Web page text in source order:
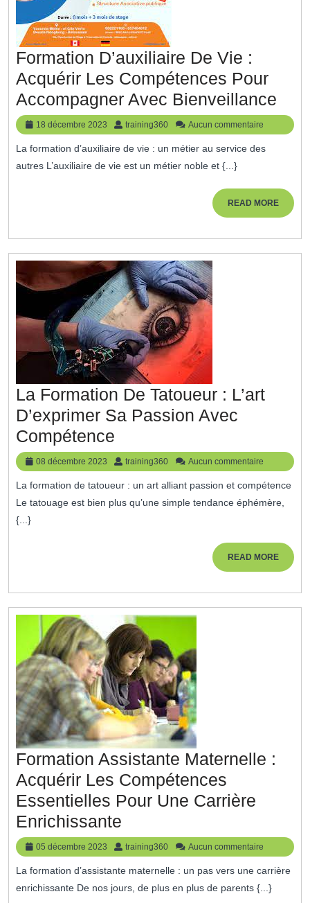
Formation D’auxiliaire De Vie :
Acquérir Les Compétences Pour
Accompagner Avec Bienveillance
De
Les
18 décembre 2023
18
décembre
2023
training360 training360
Aucun commentaire
La formation d’auxiliaire de vie : un métier au service des
autres L’auxiliaire de vie est un métier noble et {...}
READ MOREREAD
MORE
La Formation De Tatoueur : L’art
D’exprimer Sa Passion Avec
Compétence
Formation
De
Tatoueur
Avec
Compétence
08 décembre 2023
08
décembre
2023
training360 training360
Aucun commentaire
La formation de tatoueur : un art alliant passion et compétence
Le tatouage est bien plus qu’une simple tendance éphémère,
{...}
READ MOREREAD
MORE
Formation Assistante Maternelle :
Acquérir Les Compétences
Essentielles Pour Une Carrière
Enrichissante
Assistante
Maternelle
:
05 décembre 2023
05
décembre
2023
training360 training360
Aucun commentaire
La formation d’assistante maternelle : un pas vers une carrière
enrichissante De nos jours, de plus en plus de parents {...}